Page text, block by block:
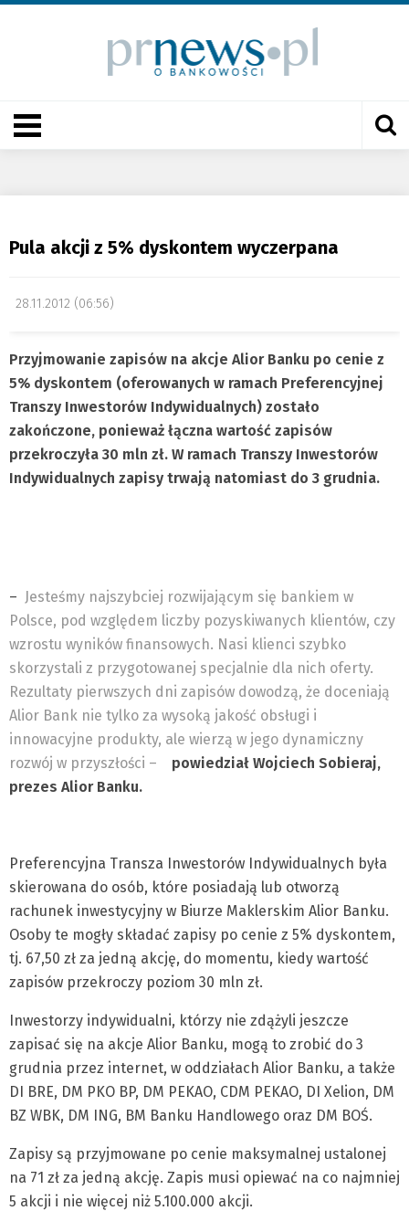
Pula akcji z 5% dyskontem wyczerpana
28.11.2012 (06:56)
Przyjmowanie zapisów na akcje Alior Banku po cenie z
5% dyskontem (oferowanych w ramach Preferencyjnej
Transzy Inwestorów Indywidualnych) zostało
zakończone, ponieważ łączna wartość zapisów
przekroczyła 30 mln zł. W ramach Transzy Inwestorów
Indywidualnych zapisy trwają natomiast do 3 grudnia.
– Jesteśmy najszybciej rozwijającym się bankiem w
Polsce, pod względem liczby pozyskiwanych klientów, czy
wzrostu wyników finansowych. Nasi klienci szybko
skorzystali z przygotowanej specjalnie dla nich oferty.
Rezultaty pierwszych dni zapisów dowodzą, że doceniają
Alior Bank nie tylko za wysoką jakość obsługi i
innowacyjne produkty, ale wierzą w jego dynamiczny
rozwój w przyszłości –
powiedział Wojciech Sobieraj,
prezes Alior Banku.
Preferencyjna Transza Inwestorów Indywidualnych była
skierowana do osób, które posiadają lub otworzą
rachunek inwestycyjny w Biurze Maklerskim Alior Banku.
Osoby te mogły składać zapisy po cenie z 5% dyskontem,
tj. 67,50 zł za jedną akcję, do momentu, kiedy wartość
zapisów przekroczy poziom 30 mln zł.
Inwestorzy indywidualni, którzy nie zdążyli jeszcze
zapisać się na akcje Alior Banku, mogą to zrobić do 3
grudnia przez internet, w oddziałach Alior Banku, a także
DI BRE, DM PKO BP, DM PEKAO, CDM PEKAO, DI Xelion, DM
BZ WBK, DM ING, BM Banku Handlowego oraz DM BOŚ.
Zapisy są przyjmowane po cenie maksymalnej ustalonej
na 71 zł za jedną akcję. Zapis musi opiewać na co najmniej
5 akcji i nie więcej niż 5.100.000 akcji.